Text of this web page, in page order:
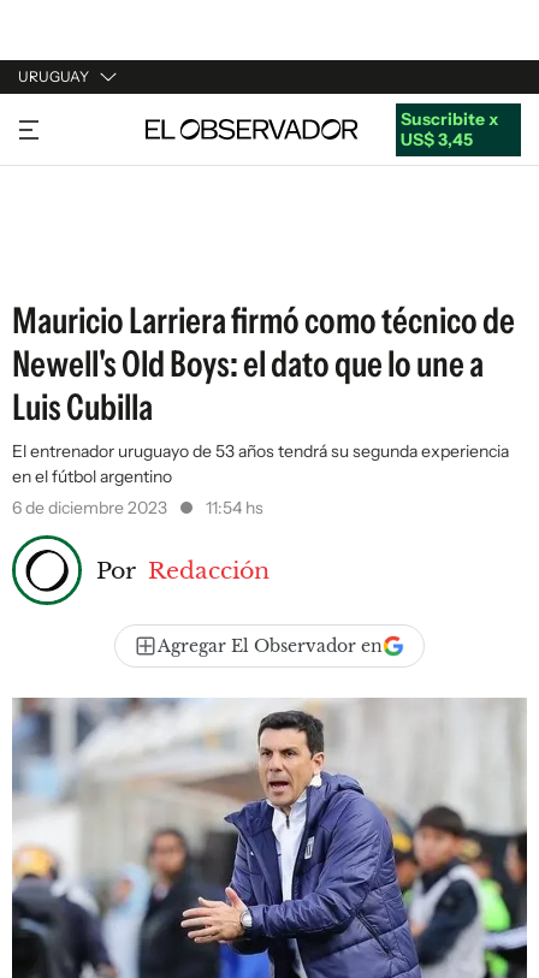
URUGUAY
URUGUAY
ARGENTINA
Suscribite x
US$ 3,45
Mauricio Larriera firmó como técnico de
Newell's Old Boys: el dato que lo une a
Luis Cubilla
El entrenador uruguayo de 53 años tendrá su segunda experiencia
en el fútbol argentino
6 de diciembre 2023
11:54 hs
Por Redacción
Agregar El Observador en